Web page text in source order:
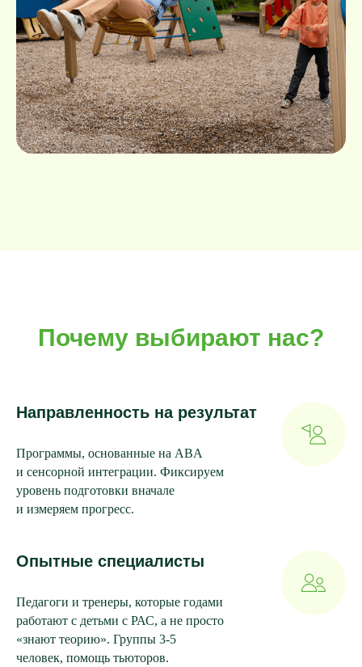
Почему выбирают нас?
Направленность на результат
Программы, основанные на ABA
и сенсорной интеграции. Фиксируем
уровень подготовки вначале
и измеряем прогресс.
Опытные специалисты
Педагоги и тренеры, которые годами
работают с детьми с РАС, а не просто
«знают теорию». Группы 3-5
человек, помощь тьюторов.